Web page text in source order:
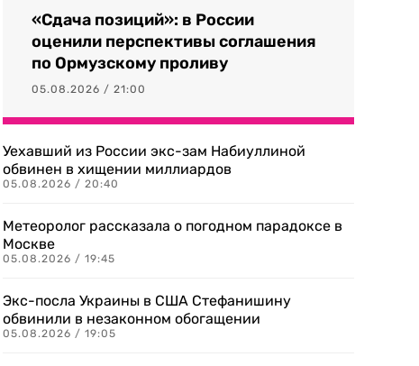
«Сдача позиций»: в России
оценили перспективы соглашения
по Ормузскому проливу
05.08.2026 / 21:00
Уехавший из России экс-зам Набиуллиной
обвинен в хищении миллиардов
05.08.2026 / 20:40
Метеоролог рассказала о погодном парадоксе в
Москве
05.08.2026 / 19:45
Экс-посла Украины в США Стефанишину
обвинили в незаконном обогащении
05.08.2026 / 19:05